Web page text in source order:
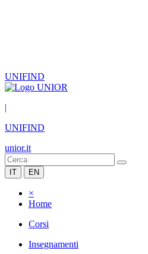
UNIFIND
|
UNIFIND
unior.it
IT EN
×
Home
Corsi
Insegnamenti